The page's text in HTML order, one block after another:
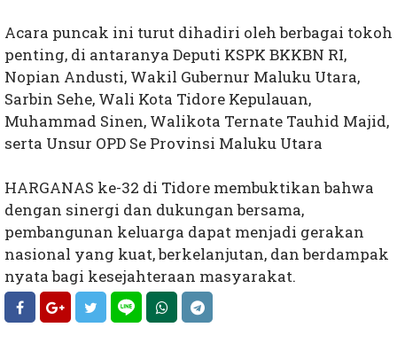
Acara puncak ini turut dihadiri oleh berbagai tokoh
penting, di antaranya Deputi KSPK BKKBN RI,
Nopian Andusti, Wakil Gubernur Maluku Utara,
Sarbin Sehe, Wali Kota Tidore Kepulauan,
Muhammad Sinen, Walikota Ternate Tauhid Majid,
serta Unsur OPD Se Provinsi Maluku Utara
HARGANAS ke-32 di Tidore membuktikan bahwa
dengan sinergi dan dukungan bersama,
pembangunan keluarga dapat menjadi gerakan
nasional yang kuat, berkelanjutan, dan berdampak
nyata bagi kesejahteraan masyarakat.